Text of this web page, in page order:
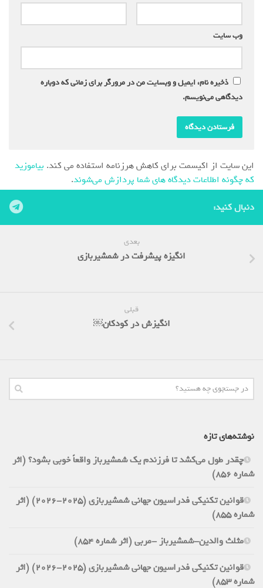
وب‌ سایت
ذخیره نام، ایمیل و وبسایت من در مرورگر برای زمانی که دوباره
دیدگاهی می‌نویسم.
این سایت از اکیسمت برای کاهش هرزنامه استفاده می کند. بیاموزید
که چگونه اطلاعات دیدگاه های شما پردازش می‌شوند.
دنبال کنید:
بعدی
انگیزه پیشرفت در شمشیربازی
قبلی
انگیزش در کودکان￼
نوشته‌های تازه
چقدر طول می‌کشد تا فرزندم یک شمشیرباز واقعاً خوبی بشود؟ (اثر
شماره 856)
قوانین تکنیکی فدراسیون جهانی شمشیربازی (2025-2026) (اثر
شماره 855)
مثلث والدین-شمشیرباز -مربی (اثر شماره 854)
قوانین تکنیکی فدراسیون جهانی شمشیربازی (2025-2026) (اثر
شماره 853)